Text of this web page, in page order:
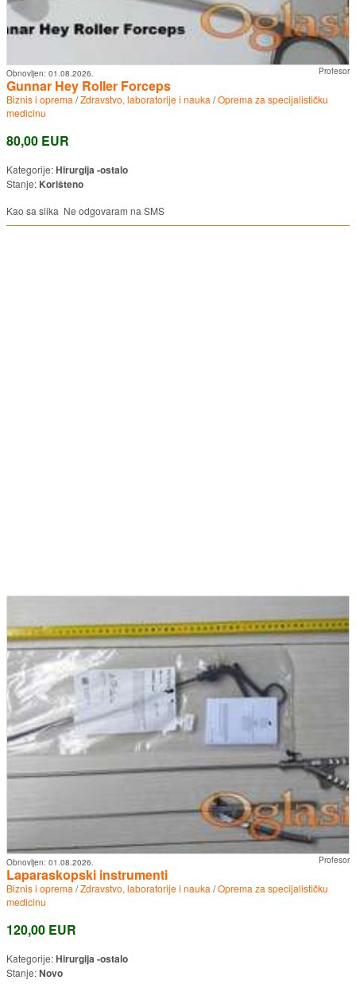
Profesor
Obnovljen: 01.08.2026.
Gunnar Hey Roller Forceps
Biznis i oprema /Zdravstvo, laboratorije i nauka /Oprema za specijalističku
medicinu
80,00 EUR
Kategorije:Hirurgija -ostalo
Stanje: Korišteno
Kao sa slika Ne odgovaram na SMS
Profesor
Obnovljen: 01.08.2026.
Laparaskopski instrumenti
Biznis i oprema /Zdravstvo, laboratorije i nauka /Oprema za specijalističku
medicinu
120,00 EUR
Kategorije:Hirurgija -ostalo
Stanje:Novo